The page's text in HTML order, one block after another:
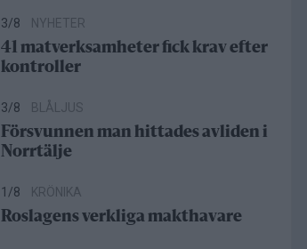
3/8 NYHETER
41 matverksamheter fick krav efter
kontroller
3/8 BLÅLJUS
Försvunnen man hittades avliden i
Norrtälje
1/8 KRÖNIKA
Roslagens verkliga makthavare